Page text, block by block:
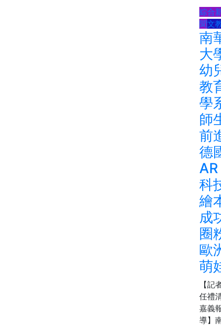
綜合
聞文
南
大
幼
教
學
師
前
德
AR
科
繪
成
圈
歐
萌
【記
任禮
嘉義
導】